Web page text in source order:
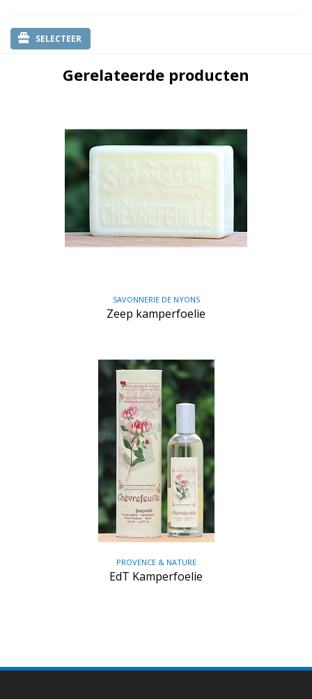
SELECTEER
Gerelateerde producten
SAVONNERIE DE NYONS
Zeep kamperfoelie
PROVENCE & NATURE
EdT Kamperfoelie